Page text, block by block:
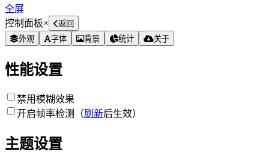
全屏
控制面板×
返回
外观
字体 背景 统计 关于
性能设置
禁用模糊效果
开启帧率检测（刷新后生效）
主题设置